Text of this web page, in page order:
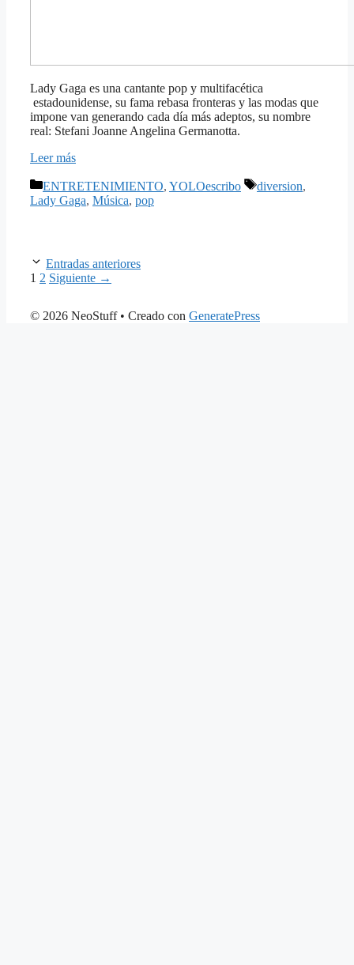
Lady Gaga es una cantante pop y multifacética
estadounidense, su fama rebasa fronteras y las modas que
impone van generando cada día más adeptos, su nombre
real: Stefani Joanne Angelina Germanotta.
Leer más
Categorías
ENTRETENIMIENTO, YOLOescribo Etiquetas
diversion,
Lady Gaga, Música, pop
Entradas anteriores
Página
1 Página
2 Siguiente →
© 2026 NeoStuff• Creado con GeneratePress